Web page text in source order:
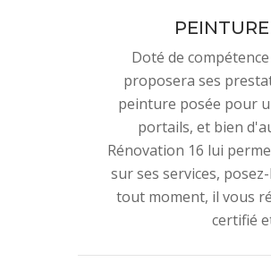
Doté de
proposera ses
peinture posée pour
portails, et bien
Rénovation 16 lui
sur ses services,
tout moment, il vous
certifié